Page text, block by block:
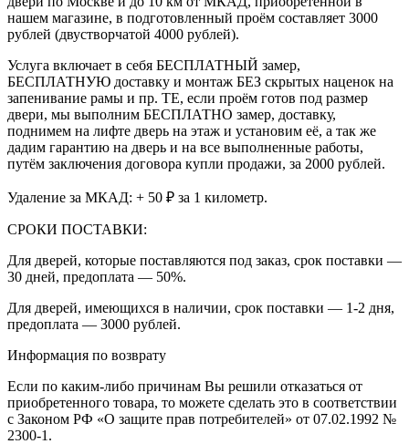
нашем магазине, в подготовленный проём составляет 3000
рублей (двустворчатой 4000 рублей).
Услуга включает в себя БЕСПЛАТНЫЙ замер,
БЕСПЛАТНУЮ доставку и монтаж БЕЗ скрытых наценок на
запенивание рамы и пр. ТЕ, если проём готов под размер
двери, мы выполним БЕСПЛАТНО замер, доставку,
поднимем на лифте дверь на этаж и установим её, а так же
дадим гарантию на дверь и на все выполненные работы,
путём заключения договора купли продажи, за 2000 рублей.
Удаление за МКАД: + 50 ₽ за 1 километр.
СРОКИ ПОСТАВКИ:
Для дверей, которые поставляются под заказ, срок поставки —
30 дней, предоплата — 50%.
Для дверей, имеющихся в наличии, срок поставки — 1-2 дня,
предоплата — 3000 рублей.
Информация по возврату
Если по каким-либо причинам Вы решили отказаться от
приобретенного товара, то можете сделать это в соответствии
с Законом РФ «О защите прав потребителей» от 07.02.1992 №
2300-1.